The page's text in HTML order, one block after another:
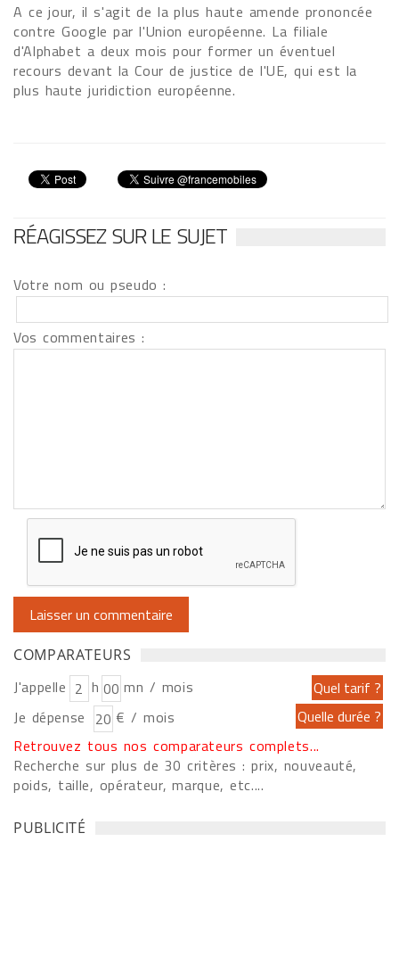
A ce jour, il s'agit de la plus haute amende prononcée
contre Google par l'Union européenne. La filiale
d'Alphabet a deux mois pour former un éventuel
recours devant la Cour de justice de l'UE, qui est la
plus haute juridiction européenne.
RÉAGISSEZ SUR LE SUJET
Votre nom ou pseudo :
Vos commentaires :
COMPARATEURS
J'appelle h
mn / mois
Je dépense
€ / mois
Retrouvez tous nos comparateurs complets...
Recherche sur plus de 30 critères : prix, nouveauté,
poids, taille, opérateur, marque, etc....
PUBLICITÉ